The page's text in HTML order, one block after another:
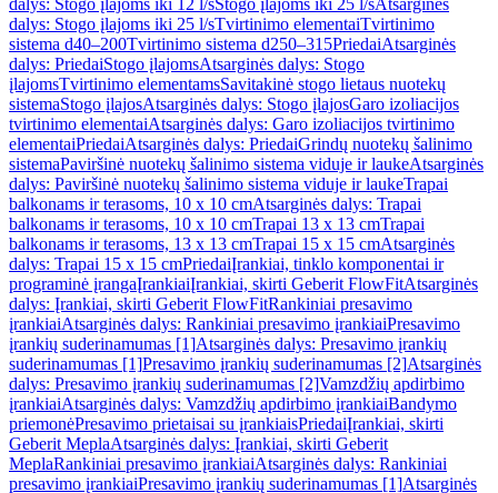
dalys: Stogo įlajoms iki 12 l/sStogo įlajoms iki 25 l/sAtsarginės
dalys: Stogo įlajoms iki 25 l/sTvirtinimo elementaiTvirtinimo
sistema d40–200Tvirtinimo sistema d250–315PriedaiAtsarginės
dalys: PriedaiStogo įlajomsAtsarginės dalys: Stogo
įlajomsTvirtinimo elementamsSavitakinė stogo lietaus nuotekų
sistemaStogo įlajosAtsarginės dalys: Stogo įlajosGaro izoliacijos
tvirtinimo elementaiAtsarginės dalys: Garo izoliacijos tvirtinimo
elementaiPriedaiAtsarginės dalys: PriedaiGrindų nuotekų šalinimo
sistemaPaviršinė nuotekų šalinimo sistema viduje ir laukeAtsarginės
dalys: Paviršinė nuotekų šalinimo sistema viduje ir laukeTrapai
balkonams ir terasoms, 10 x 10 cmAtsarginės dalys: Trapai
balkonams ir terasoms, 10 x 10 cmTrapai 13 x 13 cmTrapai
balkonams ir terasoms, 13 x 13 cmTrapai 15 x 15 cmAtsarginės
dalys: Trapai 15 x 15 cmPriedaiĮrankiai, tinklo komponentai ir
programinė įrangaĮrankiaiĮrankiai, skirti Geberit FlowFitAtsarginės
dalys: Įrankiai, skirti Geberit FlowFitRankiniai presavimo
įrankiaiAtsarginės dalys: Rankiniai presavimo įrankiaiPresavimo
įrankių suderinamumas [1]Atsarginės dalys: Presavimo įrankių
suderinamumas [1]Presavimo įrankių suderinamumas [2]Atsarginės
dalys: Presavimo įrankių suderinamumas [2]Vamzdžių apdirbimo
įrankiaiAtsarginės dalys: Vamzdžių apdirbimo įrankiaiBandymo
priemonėPresavimo prietaisai su įrankiaisPriedaiĮrankiai, skirti
Geberit MeplaAtsarginės dalys: Įrankiai, skirti Geberit
MeplaRankiniai presavimo įrankiaiAtsarginės dalys: Rankiniai
presavimo įrankiaiPresavimo įrankių suderinamumas [1]Atsarginės